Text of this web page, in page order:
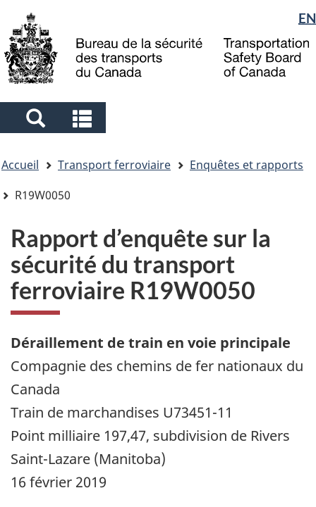
to
main
to
"About
government"
à
la
Sélection
de
la
langue
EN
Search
and
menus
and
menus
êtes
ici
Accueil Transport ferroviaire
Enquêtes et rapports
R19W0050
Rapport d’enquête sur la
sécurité du transport
ferroviaire R19W0050
Déraillement de train en voie principale
Compagnie des chemins de fer nationaux du
Canada
Train de marchandises U73451-11
Point milliaire 197,47, subdivision de Rivers
Saint-Lazare (Manitoba)
16 février 2019